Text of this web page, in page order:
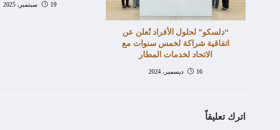
19 سبتمبر، 2025
“دلسكو” لحلول الأفراد تُعلن عن
اتفاقية شراكة لخمس سنوات مع
الاتحاد لخدمات المطار
16 ديسمبر، 2024
اترك تعليقاً